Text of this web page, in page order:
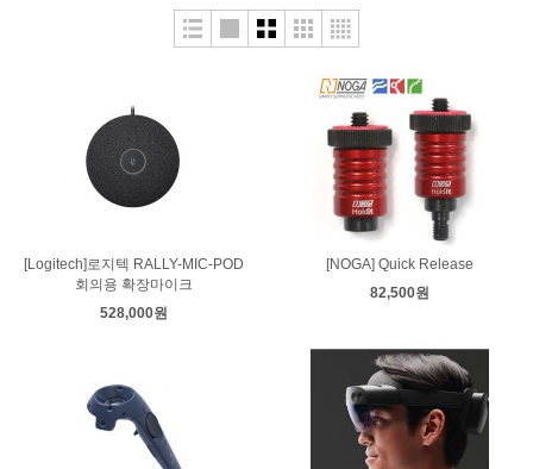
[Logitech]로지텍 RALLY-MIC-POD
회의용 확장마이크
528,000원
[NOGA] Quick Release
82,500원